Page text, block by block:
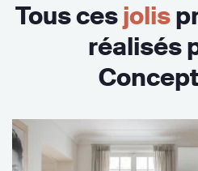
Tous cesjolis
réalisés